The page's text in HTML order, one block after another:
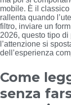
mobile. È il
rallenta quando
filtro, inviare un
2026, questo tipo
l’attenzione si
dell’esperienza
Come
senza